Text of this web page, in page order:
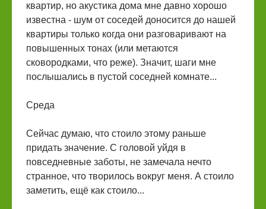
квартир, но акустика дома мне давно хорошо
известна - шум от соседей доносится до нашей
квартиры только когда они разговаривают на
повышенных тонах (или метаются
сковородками, что реже). Значит, шаги мне
послышались в пустой соседней комнате...
Среда
Сейчас думаю, что стоило этому раньше
придать значение. С головой уйдя в
повседневные заботы, не замечала нечто
странное, что творилось вокруг меня. А стоило
заметить, ещё как стоило...